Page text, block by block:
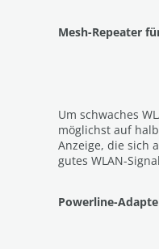
Mesh-Repeater
Um schwaches
möglichst auf
Anzeige, die sich
gutes WLAN-
Powerline-